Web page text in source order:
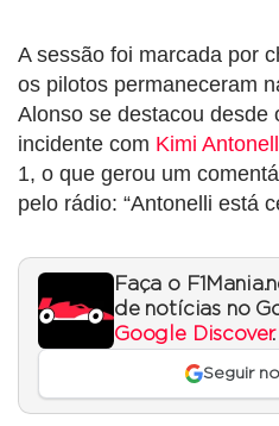
A sessão foi marcada por
os pilotos permaneceram
Alonso se destacou desde
incidente com Kimi
1, o que gerou um
pelo rádio: “Antonelli está
Faça o
de notícias no
Google Discover.
Seguir